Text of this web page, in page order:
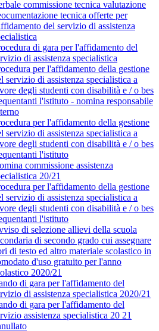
commissione tecnica valutazione
tecnica offerte per
del servizio di assistenza
di gara per l'affidamento del
di assistenza specialistica
per l'affidamento della gestione
servizio di assistenza specialistica a
degli studenti con disabilità e / o bes
l'istituto - nomina responsabile
per l'affidamento della gestione
servizio di assistenza specialistica a
degli studenti con disabilità e / o bes
l'istituto
commissione assistenza
20/21
per l'affidamento della gestione
servizio di assistenza specialistica a
degli studenti con disabilità e / o bes
l'istituto
di selezione allievi della scuola
di secondo grado cui assegnare
di testo ed altro materiale scolastico in
d'uso gratuito per l'anno
2020/21
di gara per l'affidamento del
di assistenza specialistica 2020/21
di gara per l'affidamento del
assistenza specialistica 20 21